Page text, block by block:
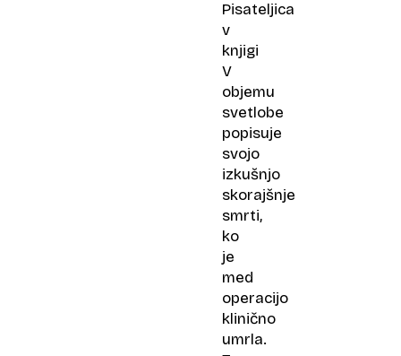
Pisateljica
v
knjigi
V
objemu
svetlobe
popisuje
svojo
izkušnjo
skorajšnje
smrti,
ko
je
med
operacijo
klinično
umrla.